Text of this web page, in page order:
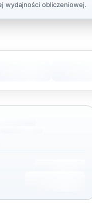
wydajności obliczeniowej.